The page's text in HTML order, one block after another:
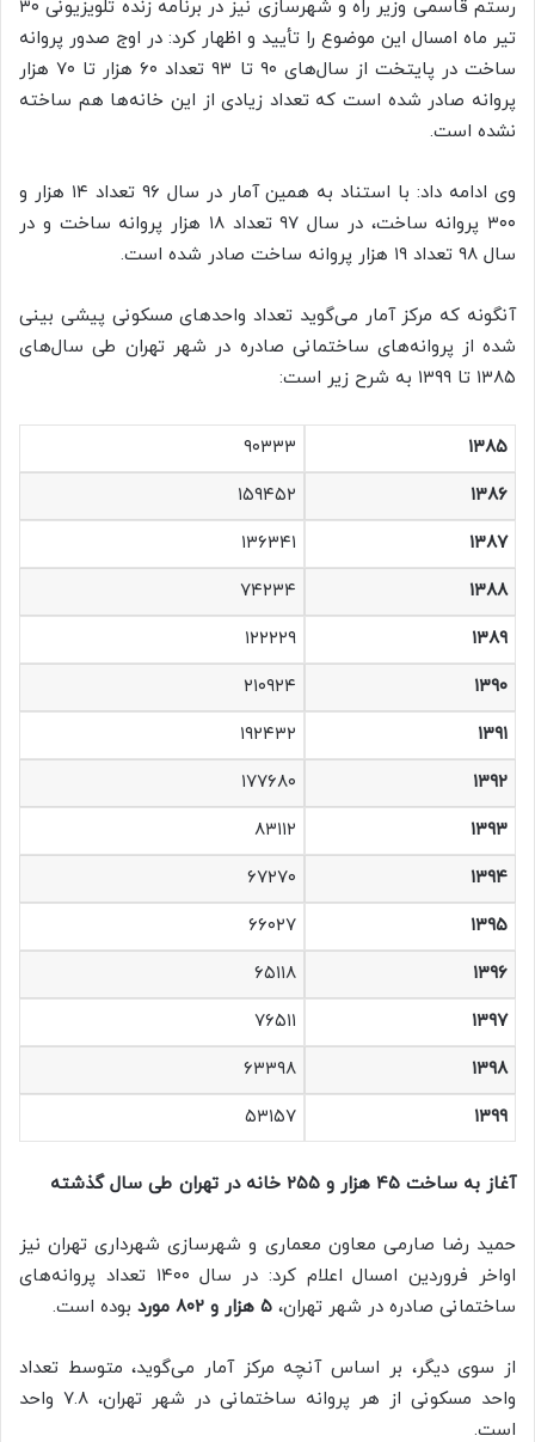
رستم قاسمی وزیر راه و شهرسازی نیز در برنامه زنده تلویزیونی ۳۰
تیر ماه امسال این موضوع را تأیید و اظهار کرد: در اوج صدور پروانه
ساخت در پایتخت از سال‌های ۹۰ تا ۹۳ تعداد ۶۰ هزار تا ۷۰ هزار
پروانه صادر شده است که تعداد زیادی از این خانه‌ها هم ساخته
نشده است.
وی ادامه داد: با استناد به همین آمار در سال ۹۶ تعداد ۱۴ هزار و
۳۰۰ پروانه ساخت، در سال ۹۷ تعداد ۱۸ هزار پروانه ساخت و در
سال ۹۸ تعداد ۱۹ هزار پروانه ساخت صادر شده است.
آنگونه که مرکز آمار می‌گوید تعداد واحدهای مسکونی پیشی بینی
شده از پروانه‌های ساختمانی صادره در شهر تهران طی سال‌های
۱۳۸۵ تا ۱۳۹۹ به شرح زیر است:
۱۳۸۵
۹۰۳۳۳
۱۳۸۶
۱۵۹۴۵۲
۱۳۸۷
۱۳۶۳۴۱
۱۳۸۸
۷۴۲۳۴
۱۳۸۹
۱۲۲۲۲۹
۱۳۹۰
۲۱۰۹۲۴
۱۳۹۱
۱۹۲۴۳۲
۱۳۹۲
۱۷۷۶۸۰
۱۳۹۳
۸۳۱۱۲
۱۳۹۴
۶۷۲۷۰
۱۳۹۵
۶۶۰۲۷
۱۳۹۶
۶۵۱۱۸
۱۳۹۷
۷۶۵۱۱
۱۳۹۸
۶۳۳۹۸
۱۳۹۹
۵۳۱۵۷
آغاز به ساخت ۴۵ هزار و ۲۵۵ خانه در تهران طی سال گذشته
حمید رضا صارمی معاون معماری و شهرسازی شهرداری تهران نیز
اواخر فروردین امسال اعلام کرد: در سال ۱۴۰۰ تعداد پروانه‌های
ساختمانی صادره در شهر تهران،
بوده است.
از سوی دیگر، بر اساس آنچه مرکز آمار می‌گوید، متوسط تعداد
واحد مسکونی از هر پروانه ساختمانی در شهر تهران، ۷.۸ واحد
است.